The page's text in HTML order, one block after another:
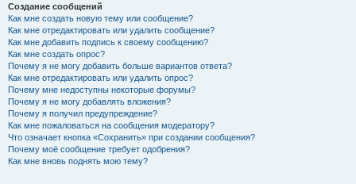
Создание сообщений
Как мне создать новую тему или сообщение?
Как мне отредактировать или удалить сообщение?
Как мне добавить подпись к своему сообщению?
Как мне создать опрос?
Почему я не могу добавить больше вариантов ответа?
Как мне отредактировать или удалить опрос?
Почему мне недоступны некоторые форумы?
Почему я не могу добавлять вложения?
Почему я получил предупреждение?
Как мне пожаловаться на сообщения модератору?
Что означает кнопка «Сохранить» при создании сообщения?
Почему моё сообщение требует одобрения?
Как мне вновь поднять мою тему?